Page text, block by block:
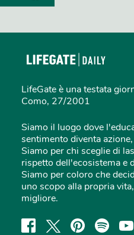
LifeGate è una testata
Como, 27/2001
Siamo il luogo dove
sentimento diventa
Siamo per chi sceglie di
rispetto dell'ecosistema e
Siamo per coloro che
uno scopo alla propria
migliore.